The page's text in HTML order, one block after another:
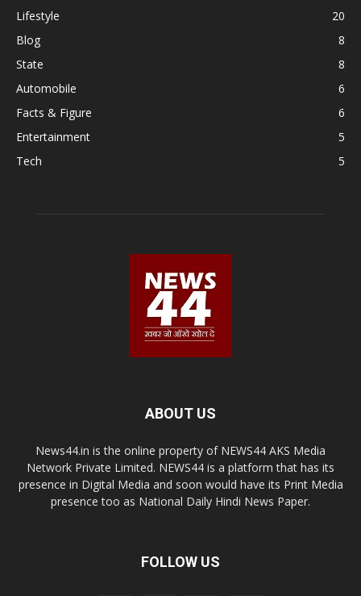
Lifestyle
20
Blog
8
State
8
Automobile
6
Facts & Figure
6
Entertainment
5
Tech
5
ABOUT US
News44.in is the online property of NEWS44 AKS Media
Network Private Limited. NEWS44 is a platform that has its
presence in Digital Media and soon would have its Print Media
presence too as National Daily Hindi News Paper.
FOLLOW US